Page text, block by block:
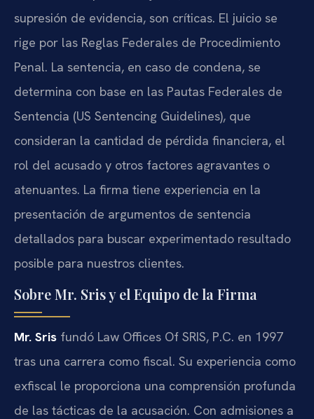
supresión de evidencia, son críticas. El juicio se
rige por las Reglas Federales de Procedimiento
Penal. La sentencia, en caso de condena, se
determina con base en las Pautas Federales de
Sentencia (US Sentencing Guidelines), que
consideran la cantidad de pérdida financiera, el
rol del acusado y otros factores agravantes o
atenuantes. La firma tiene experiencia en la
presentación de argumentos de sentencia
detallados para buscar experimentado resultado
posible para nuestros clientes.
Sobre Mr. Sris y el Equipo de la Firma
Mr. Sris fundó Law Offices Of SRIS, P.C. en 1997
tras una carrera como fiscal. Su experiencia como
exfiscal le proporciona una comprensión profunda
de las tácticas de la acusación. Con admisiones a